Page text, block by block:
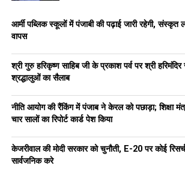
आर्मी पब्लिक स्कूलों में पंजाबी की पढ़ाई जारी रहेगी,
वापस
श्री गुरु हरिकृष्ण साहिब जी के प्रकाश पर्व पर श्री हरिमंदिर
श्रद्धालुओं का सैलाब
नीति आयोग की रैंकिंग में पंजाब ने केरल को पछाड़ा; शिक्षा
चार सालों का रिपोर्ट कार्ड पेश किया
केजरीवाल की मोदी सरकार को चुनौती, E-20 पर कोई रिसर्च
सार्वजनिक करे